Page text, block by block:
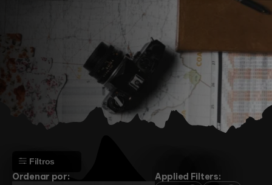
Filtros
Applied Filters:
Ordenar por: